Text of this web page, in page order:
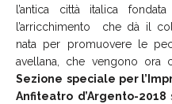
l’antica città italica
l’arricchimento che dà il
nata per promuovere le
avellana, che vengono ora
Sezione speciale per
Anfiteatro d’Argento-2018